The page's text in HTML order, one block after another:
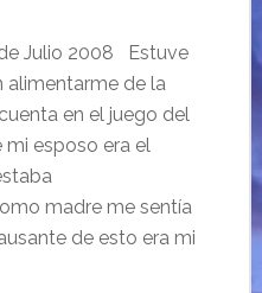
Julio 2008 Estuve
alimentarme de la
en el juego del
mi esposo era el
madre me sentía
de esto era mi